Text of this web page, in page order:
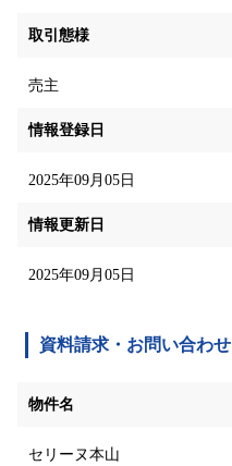
取引態様
売主
情報登録日
2025年09月05日
情報更新日
2025年09月05日
資料請求・お問い合わせ
物件名
セリーヌ本山